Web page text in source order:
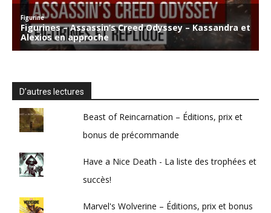
D’autres lectures
Beast of Reincarnation – Éditions, prix et
bonus de précommande
Have a Nice Death - La liste des trophées et
succès!
Marvel's Wolverine – Éditions, prix et bonus